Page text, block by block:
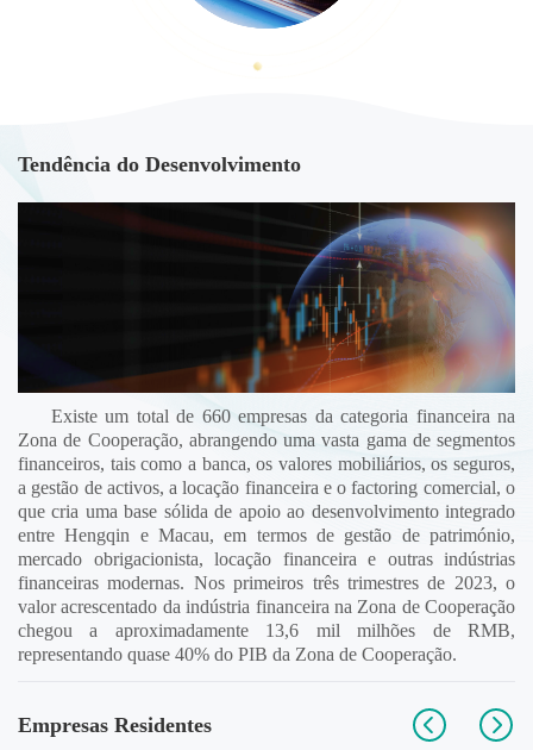
Tendência do Desenvolvimento
Existe um total de 660 empresas da categoria financeira na
Zona de Cooperação, abrangendo uma vasta gama de segmentos
financeiros, tais como a banca, os valores mobiliários, os seguros,
a gestão de activos, a locação financeira e o factoring comercial, o
que cria uma base sólida de apoio ao desenvolvimento integrado
entre Hengqin e Macau, em termos de gestão de património,
mercado obrigacionista, locação financeira e outras indústrias
financeiras modernas. Nos primeiros três trimestres de 2023, o
valor acrescentado da indústria financeira na Zona de Cooperação
chegou a aproximadamente 13,6 mil milhões de RMB,
representando quase 40% do PIB da Zona de Cooperação.
Empresas Residentes